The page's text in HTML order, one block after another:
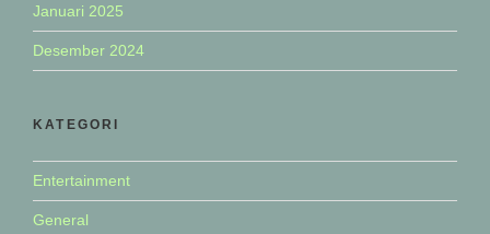
Januari 2025
Desember 2024
KATEGORI
Entertainment
General